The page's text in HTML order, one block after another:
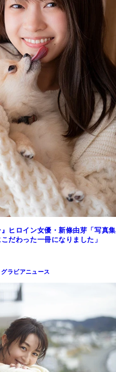
』ヒロイン女優・新條由芽「写真集
だわった一冊になりました」
グラビアニュース